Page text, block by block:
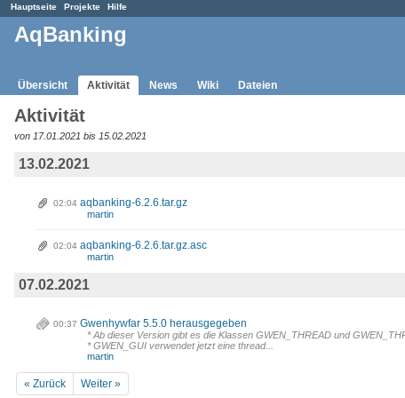
Hauptseite Projekte Hilfe
AqBanking
Übersicht Aktivität News Wiki Dateien
Aktivität
von 17.01.2021 bis 15.02.2021
13.02.2021
02:04 aqbanking-6.2.6.tar.gz
martin
02:04 aqbanking-6.2.6.tar.gz.asc
martin
07.02.2021
00:37 Gwenhywfar 5.5.0 herausgegeben
* Ab dieser Version gibt es die Klassen GWEN_THREAD und
* GWEN_GUI verwendet jetzt eine thread...
martin
« Zurück Weiter »